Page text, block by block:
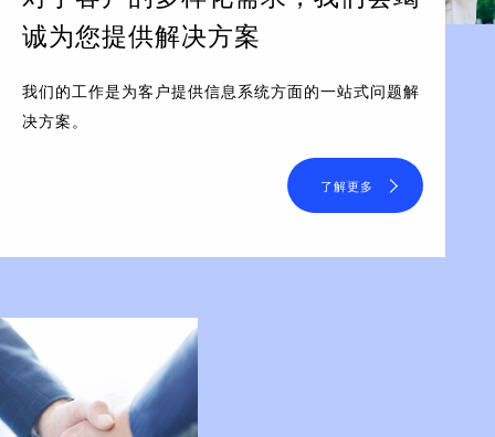
诚为您提供解决方案
我们的工作是为客户提供信息系统方面的一站式问题解
决方案。
了解更多